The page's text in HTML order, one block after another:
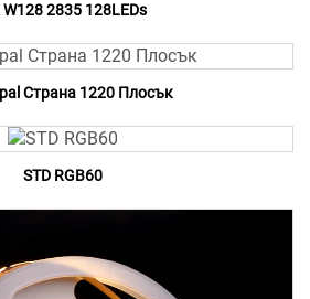
W128 2835 128LEDs
Страна 1220 Плосък
STD RGB60